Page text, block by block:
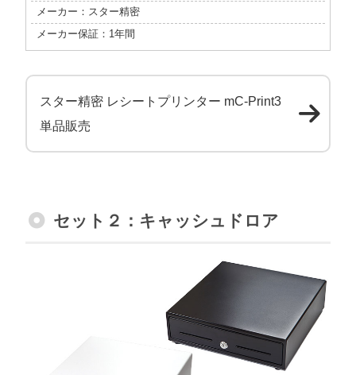
メーカー：スター精密
メーカー保証：1年間
スター精密 レシートプリンター mC-Print3
単品販売
セット２：キャッシュドロア